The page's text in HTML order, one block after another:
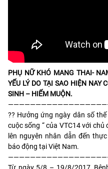
PHỤ NỮ KHÓ MANG THAI-
YẾU LÝ DO TẠI SAO HIỆN NAY
SINH – HIẾM MUỘN.
?? Hưởng ứng ngày dân số
cuộc sống “ của VTC14 với chủ
lên nguyên nhân dẫn đến
báo động tại Việt Nam.
Từ ngày 5/8 – 19/8/2017,